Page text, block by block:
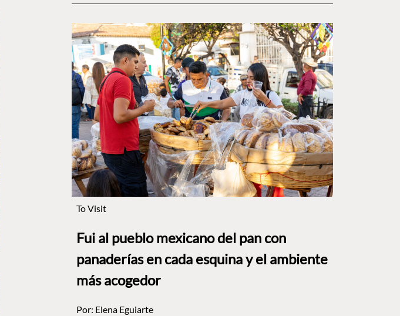
To Visit
Fui al pueblo mexicano del pan con
panaderías en cada esquina y el ambiente
más acogedor
Por: Elena Eguiarte